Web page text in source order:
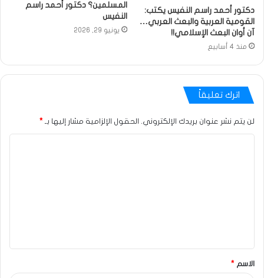
دكتور أحمد راسم النفيس يكتب:
القومية العربية والبعث العربي…
آن أوان البعث الإسلامي!!
منذ 4 أسابيع
المسلمين؟ دكتور أحمد راسم
النفيس
يونيو 29, 2026
اترك تعليقاً
لن يتم نشر عنوان بريدك الإلكتروني. الحقول الإلزامية مشار إليها بـ *
الاسم *